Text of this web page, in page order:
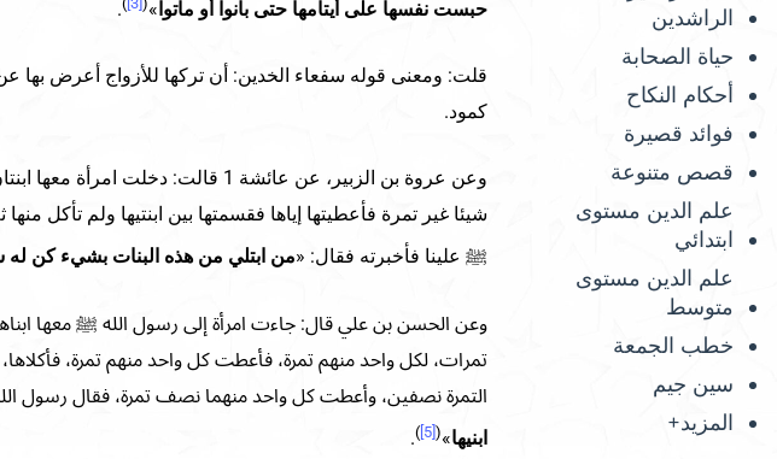
الراشدين
حياة الصحابة
أحكام النكاح
فوائد قصيرة
قصص متنوعة
علم الدين مستوى
ابتدائي
علم الدين مستوى
متوسط
خطب الجمعة
سين جيم
المزيد+
حبست نفسها على أيتامها حتى بانوا أو ماتوا »
.
قلت: ومعنى قوله سفعاء الخدين: أن تركها للأزواج أعرض بها
كمود.
وعن عروة بن الزبير، عن عائشة 1 قالت: دخلت
شيئا غير تمرة فأعطيتها إياها فقسمتها بين ابنتيها ولم تأكل
ﷺ علينا فأخبرته فقال: «من ابتلي من هذه البنات بشيء كن له
وعن الحسن بن علي قال: جاءت امرأة إلى رسول الله ﷺ معها
تمرات، لكل واحد منهم تمرة، فأعطت كل واحد منهم تمرة،
التمرة نصفين، وأعطت كل واحد منهما نصف تمرة، فقال رسول
ابنيها»
(
[5]
)
.